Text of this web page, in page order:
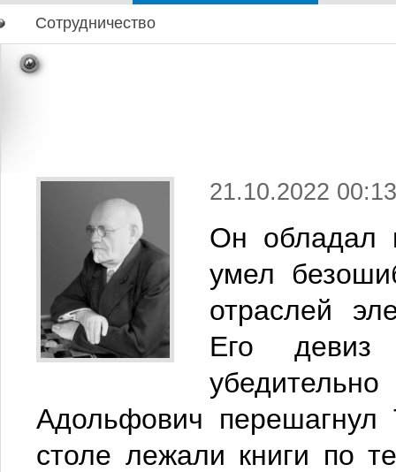
Сотрудничество
21.10.2022
Он обладал
умел
отраслей
Его девиз
Адольфович
столе лежали книги по